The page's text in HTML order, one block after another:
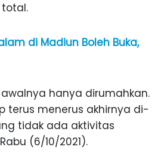
di Madiun Boleh Buka,
awalnya hanya dirumahkan.
terus menerus akhirnya di-
tidak ada aktivitas
(6/10/2021).